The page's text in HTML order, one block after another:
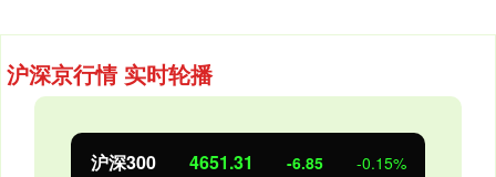
沪深京行情 实时轮播
北证50 1122.88 3.42 0.30%